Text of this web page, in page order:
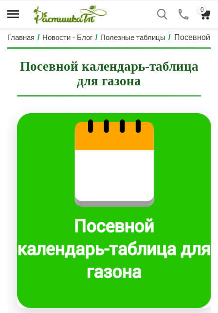
0
Главная / Новости - Блог / Полезные таблицы / Посевной
Посевной календарь-таблица
для газона